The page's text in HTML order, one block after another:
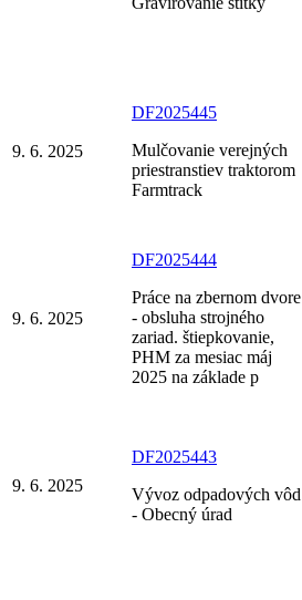
9. 6. 2025
DF2025445
Mulčovanie verejných
priestranstiev traktorom
Farmtrack
9. 6. 2025
DF2025444
Práce na zbernom dvore
- obsluha strojného
zariad. štiepkovanie,
PHM za mesiac máj
2025 na základe p
9. 6. 2025
DF2025443
Vývoz odpadových vôd
- Obecný úrad